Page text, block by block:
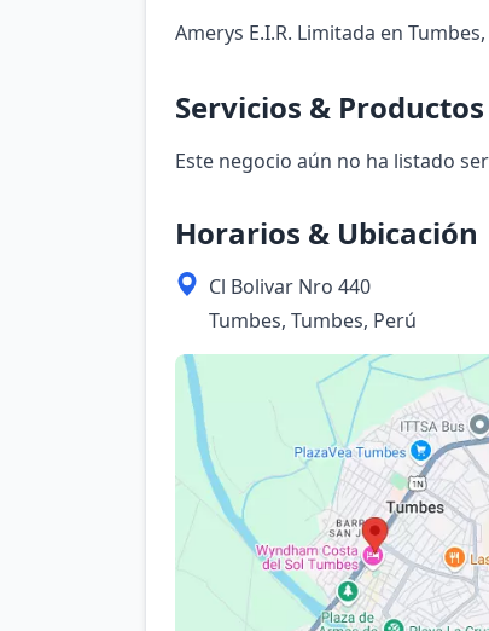
Amerys E.I.R. Limitada en
Servicios & Productos
Este negocio aún no ha listado
Horarios & Ubicación
Cl Bolivar Nro 440
Tumbes, Tumbes, Perú